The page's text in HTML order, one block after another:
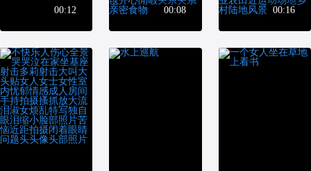
00:12 00:08 00:16